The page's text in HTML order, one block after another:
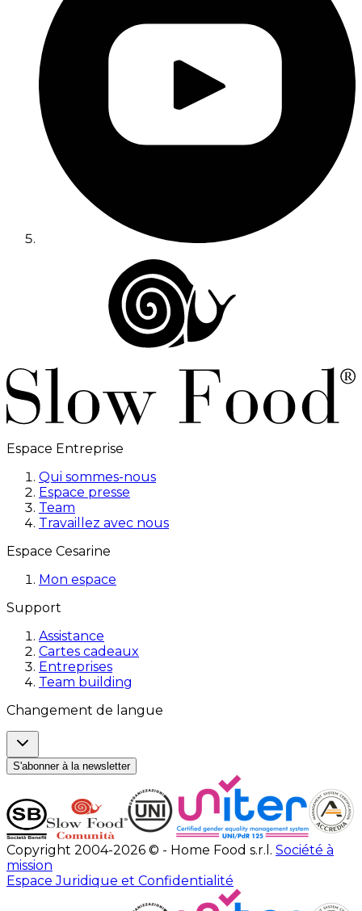
Espace Entreprise
Qui sommes-nous
Espace presse
Team
Travaillez avec nous
Espace Cesarine
Mon espace
Support
Assistance
Cartes cadeaux
Entreprises
Team building
Changement de langue
S'abonner à la newsletter
Copyright 2004-2026 © - Home Food s.r.l. Société à
mission
Espace Juridique et Confidentialité